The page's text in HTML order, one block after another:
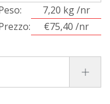
7,20 kg /nr
€75,40 /nr